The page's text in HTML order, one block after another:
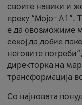
своите навики и
преку “Мојот А1”.
е да овозможиме
секој да добие
неговите
директорка на
трансформација
Со најновата